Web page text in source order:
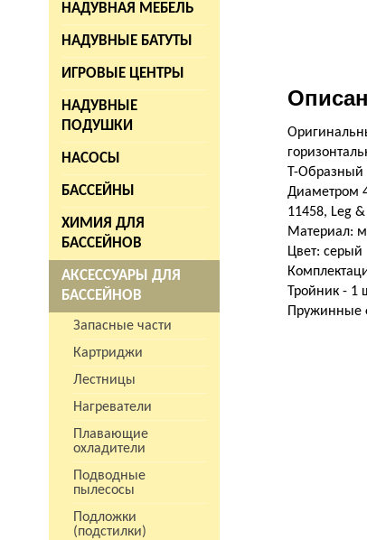
НАДУВНАЯ МЕБЕЛЬ
НАДУВНЫЕ БАТУТЫ
ИГРОВЫЕ ЦЕНТРЫ
НАДУВНЫЕ
ПОДУШКИ
НАСОСЫ
БАССЕЙНЫ
ХИМИЯ ДЛЯ
БАССЕЙНОВ
АКСЕССУАРЫ ДЛЯ
БАССЕЙНОВ
Запасные части
Картриджи
Лестницы
Нагреватели
Плавающие
охладители
Подводные
пылесосы
Подложки
(подстилки)
Т-Образный
Диаметром
11458, Leg
Материал:
Цвет: серый
Тройник - 1
Пружинные